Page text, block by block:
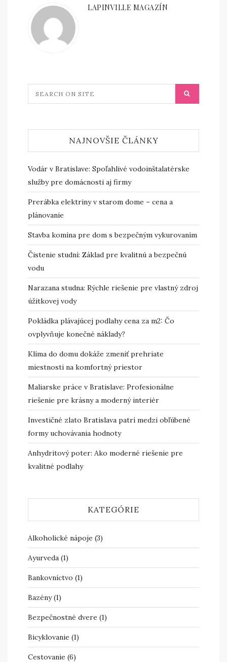
LAPINVILLE MAGAZÍN
NAJNOVŠIE ČLÁNKY
Vodár v Bratislave: Spoľahlivé vodoinštalatérske
služby pre domácnosti aj firmy
Prerábka elektriny v starom dome – cena a
plánovanie
Stavba komína pre dom s bezpečným vykurovaním
Čistenie studní: Základ pre kvalitnú a bezpečnú
vodu
Narazana studna: Rýchle riešenie pre vlastný zdroj
úžitkovej vody
Pokládka plávajúcej podlahy cena za m2: Čo
ovplyvňuje konečné náklady?
Klíma do domu dokáže zmeniť prehriate
miestnosti na komfortný priestor
Maliarske práce v Bratislave: Profesionálne
riešenie pre krásny a moderný interiér
Investičné zlato Bratislava patrí medzi obľúbené
formy uchovávania hodnoty
Anhydritový poter: Ako moderné riešenie pre
kvalitné podlahy
KATEGÓRIE
Alkoholické nápoje (3)
Ayurveda (1)
Bankovníctvo (1)
Bazény(1)
Bezpečnostné dvere (1)
Bicyklovanie (1)
Cestovanie (6)